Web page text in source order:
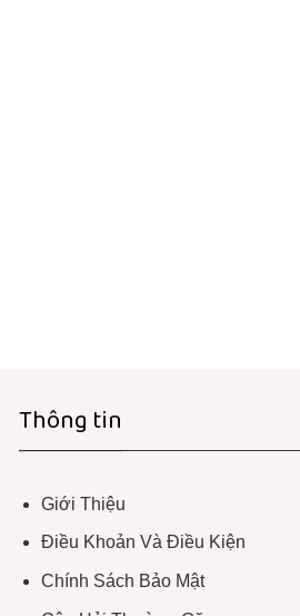
Thông tin
Giới Thiệu
Điều Khoản Và Điều Kiện
Chính Sách Bảo Mật